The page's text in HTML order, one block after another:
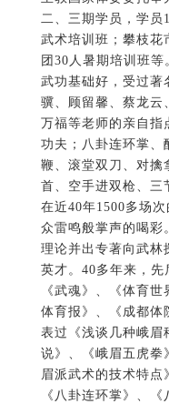
首、空手进双枪、三
在近40年1500多场
众雷鸣般掌声的喝彩
理论并出专著向武林
英才。40多年来，先
《武魂》、《体育世
体育报》、《成都体
表过《浅谈几种峨眉
说》、《峨眉五虎拳
眉派武术的技术特点
《八卦连环掌》、《
《对擒拿》等文作
《蹲桩拳》、（
1997年再版，获四川
育学院1986年优秀
全书30多万字（
版）。合著《峨眉拳
技术出版社出版；
（1996年湖北省科学
版）。 邹德发在武